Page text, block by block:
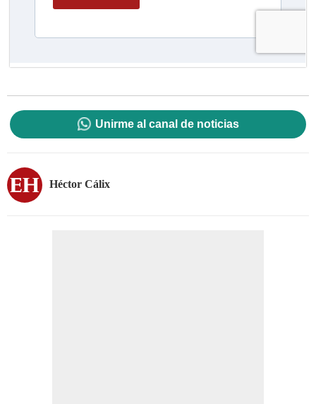
Unirme al canal de noticias
Héctor Cálix